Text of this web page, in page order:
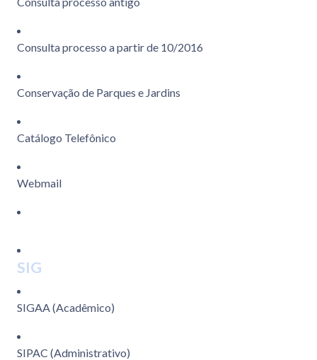
Consulta processo a partir de 10/2016
Conservação de Parques e Jardins
Catálogo Telefônico
Webmail
SIG
SIGAA (Acadêmico)
SIPAC (Administrativo)